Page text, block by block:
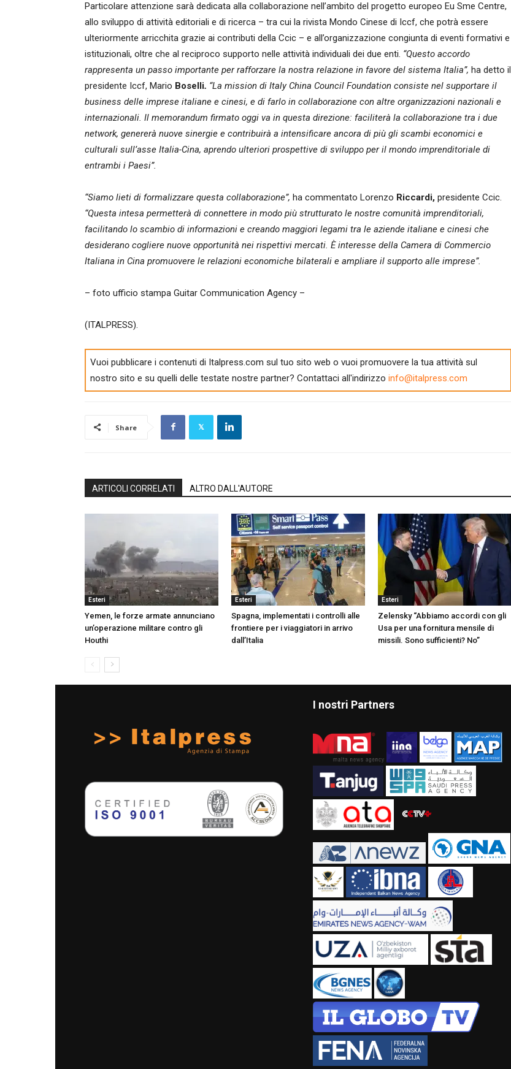
Particolare attenzione sarà dedicata alla collaborazione nell’ambito del progetto europeo Eu Sme Centre,
allo sviluppo di attività editoriali e di ricerca – tra cui la rivista Mondo Cinese di Iccf, che potrà essere
ulteriormente arricchita grazie ai contributi della Ccic – e all’organizzazione congiunta di eventi formativi e
istituzionali, oltre che al reciproco supporto nelle attività individuali dei due enti. “Questo accordo
rappresenta un passo importante per rafforzare la nostra relazione in favore del sistema Italia”, ha detto il
presidente Iccf, Mario Boselli. “La mission di Italy China Council Foundation consiste nel supportare il
business delle imprese italiane e cinesi, e di farlo in collaborazione con altre organizzazioni nazionali e
internazionali. Il memorandum firmato oggi va in questa direzione: faciliterà la collaborazione tra i due
network, genererà nuove sinergie e contribuirà a intensificare ancora di più gli scambi economici e
culturali sull’asse Italia-Cina, aprendo ulteriori prospettive di sviluppo per il mondo imprenditoriale di
entrambi i Paesi”.
“Siamo lieti di formalizzare questa collaborazione”, ha commentato Lorenzo Riccardi, presidente Ccic.
“Questa intesa permetterà di connettere in modo più strutturato le nostre comunità imprenditoriali,
facilitando lo scambio di informazioni e creando maggiori legami tra le aziende italiane e cinesi che
desiderano cogliere nuove opportunità nei rispettivi mercati. È interesse della Camera di Commercio
Italiana in Cina promuovere le relazioni economiche bilaterali e ampliare il supporto alle imprese”.
– foto ufficio stampa Guitar Communication Agency –
(ITALPRESS).
Vuoi pubblicare i contenuti di Italpress.com sul tuo sito web o vuoi promuovere la tua attività sul
nostro sito e su quelli delle testate nostre partner? Contattaci all'indirizzo info@italpress.com
Share
ARTICOLI CORRELATI ALTRO DALL'AUTORE
Esteri
Yemen, le forze armate annunciano
un’operazione militare contro gli
Houthi
Esteri
Spagna, implementati i controlli alle
frontiere per i viaggiatori in arrivo
dall’Italia
Esteri
Zelensky “Abbiamo accordi con gli
Usa per una fornitura mensile di
missili. Sono sufficienti? No”
I nostri Partners